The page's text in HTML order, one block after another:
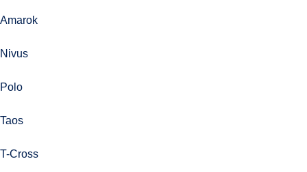
Amarok
Nivus
Polo
Taos
T-Cross